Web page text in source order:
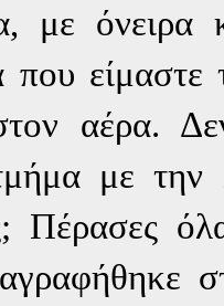
με όνειρα
αέρα.
με την
Πέρασες